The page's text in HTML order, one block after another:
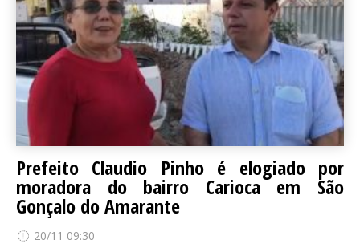
Prefeito Claudio Pinho é elogiado por
moradora do bairro Carioca em São
Gonçalo do Amarante
20/11 09:30